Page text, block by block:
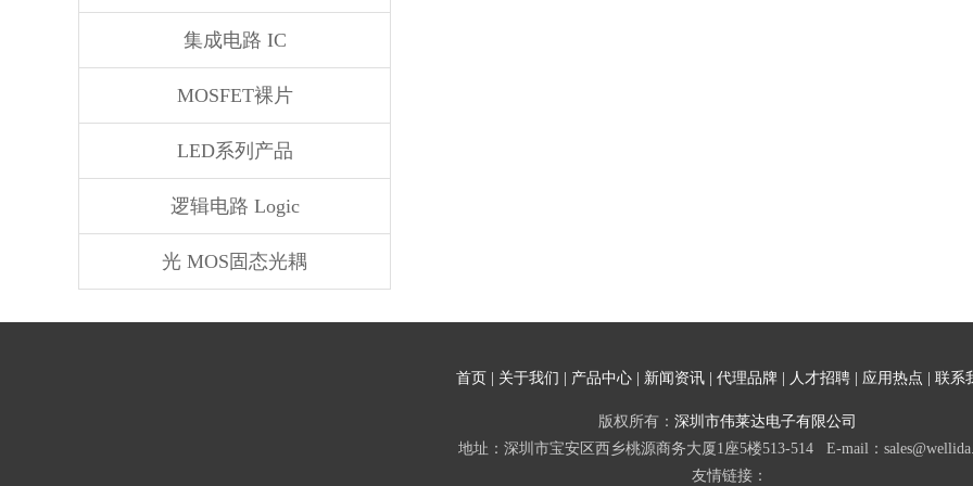
集成电路 IC
MOSFET裸片
LED系列产品
逻辑电路 Logic
光 MOS固态光耦
首页 关于我们 产品中心 新闻资讯 代理品牌 人才招聘 应用热点 联系
版权所有： 深圳市伟莱达电子有限公司
地址：深圳市宝安区西乡桃源商务大厦1座5楼513-514 E-mail：
友情链接：